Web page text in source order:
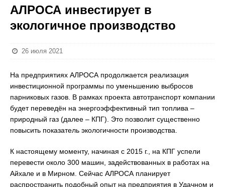
АЛРОСА инвестирует в
экологичное производство
26 июля 2021
На предприятиях АЛРОСА продолжается реализация
инвестиционной программы по уменьшению выбросов
парниковых газов. В рамках проекта автотранспорт компании
будет переведён на энергоэффективный тип топлива –
природный газ (далее – КПГ). Это позволит существенно
повысить показатель экологичности производства.
К настоящему моменту, начиная с 2015 г., на КПГ успели
перевести около 300 машин, задействованных в работах на
Айхале и в Мирном. Сейчас АЛРОСА планирует
распространить подобный опыт на предприятия в Удачном и